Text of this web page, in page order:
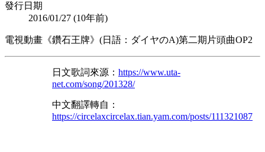
發行日期
2016/01/27 (10年前)
電視動畫《鑽石王牌》(日語：ダイヤのA)第二期片頭曲OP2
日文歌詞來源： https://www.uta-
net.com/song/201328/
中文翻譯轉自：
https://circelaxcircelax.tian.yam.com/posts/111321087